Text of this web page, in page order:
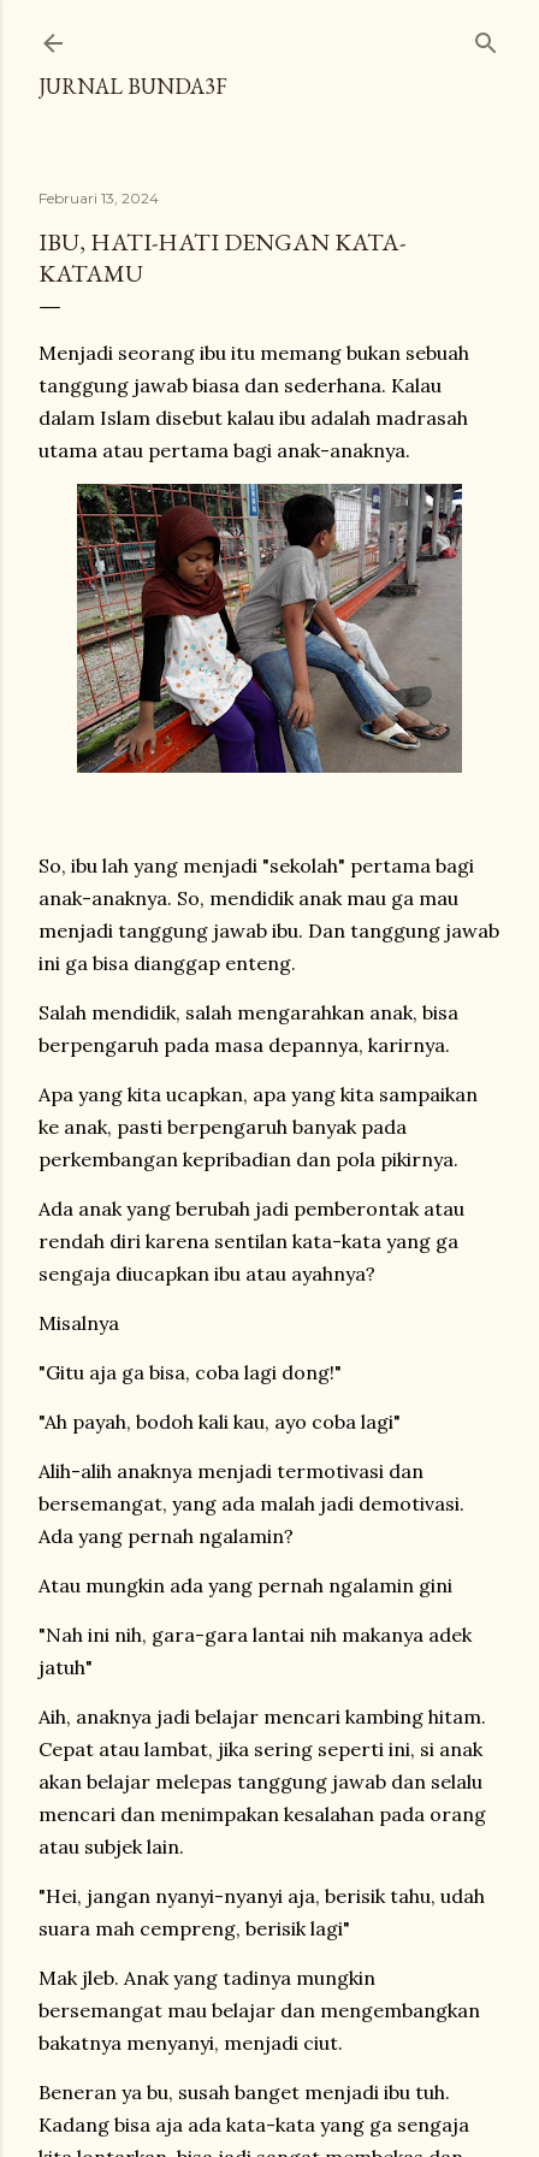
JURNAL BUNDA3F
Februari 13, 2024
IBU, HATI-HATI DENGAN KATA-
KATAMU
Menjadi seorang ibu itu memang bukan sebuah
tanggung jawab biasa dan sederhana. Kalau
dalam Islam disebut kalau ibu adalah madrasah
utama atau pertama bagi anak-anaknya.
So, ibu lah yang menjadi "sekolah" pertama bagi
anak-anaknya. So, mendidik anak mau ga mau
menjadi tanggung jawab ibu. Dan tanggung jawab
ini ga bisa dianggap enteng.
Salah mendidik, salah mengarahkan anak, bisa
berpengaruh pada masa depannya, karirnya.
Apa yang kita ucapkan, apa yang kita sampaikan
ke anak, pasti berpengaruh banyak pada
perkembangan kepribadian dan pola pikirnya.
Ada anak yang berubah jadi pemberontak atau
rendah diri karena sentilan kata-kata yang ga
sengaja diucapkan ibu atau ayahnya?
Misalnya
"Gitu aja ga bisa, coba lagi dong!"
"Ah payah, bodoh kali kau, ayo coba lagi"
Alih-alih anaknya menjadi termotivasi dan
bersemangat, yang ada malah jadi demotivasi.
Ada yang pernah ngalamin?
Atau mungkin ada yang pernah ngalamin gini
"Nah ini nih, gara-gara lantai nih makanya adek
jatuh"
Aih, anaknya jadi belajar mencari kambing hitam.
Cepat atau lambat, jika sering seperti ini, si anak
akan belajar melepas tanggung jawab dan selalu
mencari dan menimpakan kesalahan pada orang
atau subjek lain.
"Hei, jangan nyanyi-nyanyi aja, berisik tahu, udah
suara mah cempreng, berisik lagi"
Mak jleb. Anak yang tadinya mungkin
bersemangat mau belajar dan mengembangkan
bakatnya menyanyi, menjadi ciut.
Beneran ya bu, susah banget menjadi ibu tuh.
Kadang bisa aja ada kata-kata yang ga sengaja